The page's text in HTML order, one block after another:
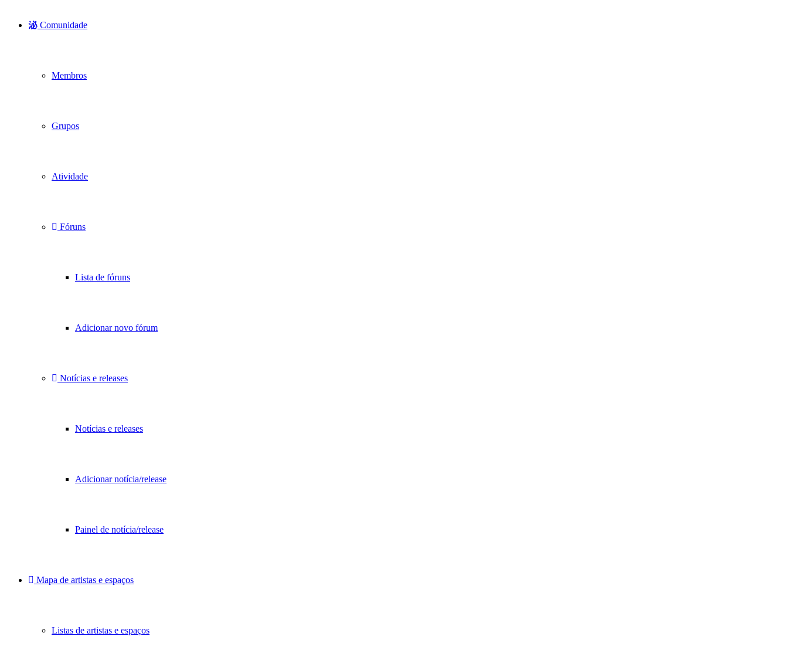
Comunidade
Membros
Grupos
Atividade
Fóruns
Lista de fóruns
Adicionar novo fórum
Notícias e releases
Notícias e releases
Adicionar notícia/release
Painel de notícia/release
Mapa de artistas e espaços
Listas de artistas e espaços